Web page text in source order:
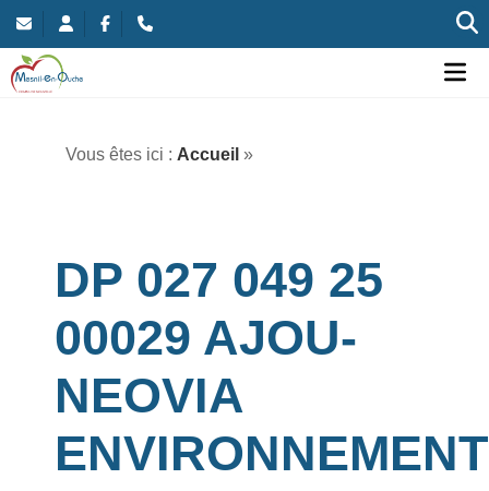
Vous êtes ici : Accueil »
DP 027 049 25
00029 AJOU-
NEOVIA
ENVIRONNEMENT